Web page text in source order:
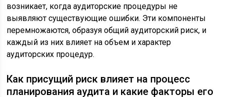
возникает, когда аудиторские процедуры не
выявляют существующие ошибки. Эти компоненты
перемножаются, образуя общий аудиторский риск, и
каждый из них влияет на объем и характер
аудиторских процедур.
Как присущий риск влияет на процесс
планирования аудита и какие факторы его